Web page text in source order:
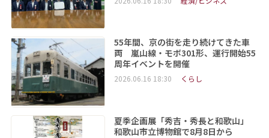
55年間、京の街を走り続けてきた車
両 嵐山線・モボ301形、運行開始55
周年イベントを開催
2026.06.16 18:30 くらし
夏季企画展「秀吉・秀長と和歌山」
和歌山市立博物館で8月8日から